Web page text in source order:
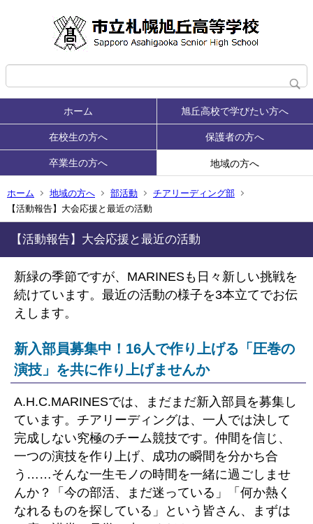
ホーム 旭丘高校で学びたい方へ
在校生の方へ 保護者の方へ
卒業生の方へ 地域の方へ
ホーム 地域の方へ 部活動
チアリーディング部
【活動報告】大会応援と最近の活動
【活動報告】大会応援と最近の活動
新緑の季節ですが、MARINESも日々新しい挑戦を
続けています。最近の活動の様子を3本立てでお伝
えします。
新入部員募集中！16人で作り上げる「圧巻の
演技」を共に作り上げませんか
A.H.C.MARINESでは、まだまだ新入部員を募集し
ています。チアリーディングは、一人では決して
完成しない究極のチーム競技です。仲間を信じ、
一つの演技を作り上げ、成功の瞬間を分かち合
う……そんな一生モノの時間を一緒に過ごしませ
んか？「今の部活、まだ迷っている」「何か熱く
なれるものを探している」という皆さん、まずは